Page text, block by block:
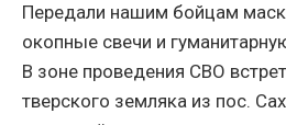
Передали нашим бойцам
окопные свечи и
В зоне проведения СВО
тверского земляка из пос.